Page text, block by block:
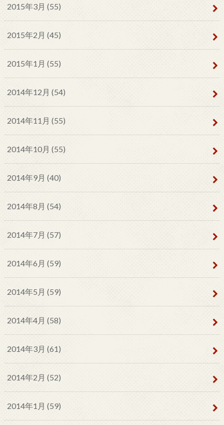
2015年3月 (55)
2015年2月 (45)
2015年1月 (55)
2014年12月 (54)
2014年11月 (55)
2014年10月 (55)
2014年9月 (40)
2014年8月 (54)
2014年7月 (57)
2014年6月 (59)
2014年5月 (59)
2014年4月 (58)
2014年3月 (61)
2014年2月 (52)
2014年1月 (59)